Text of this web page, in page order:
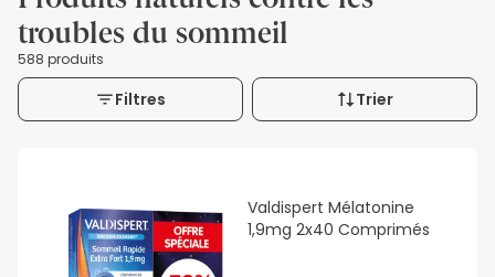
troubles du sommeil
588 produits
Filtres Trier
Valdispert Mélatonine
1,9mg 2x40 Comprimés